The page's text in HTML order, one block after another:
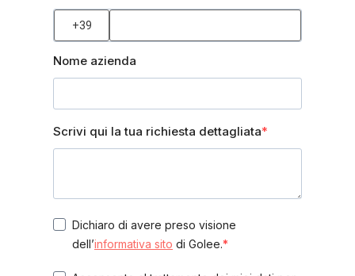
Nome azienda
Scrivi qui la tua richiesta dettagliata
Dichiaro di avere preso visione
dell’informativa sito di Golee.